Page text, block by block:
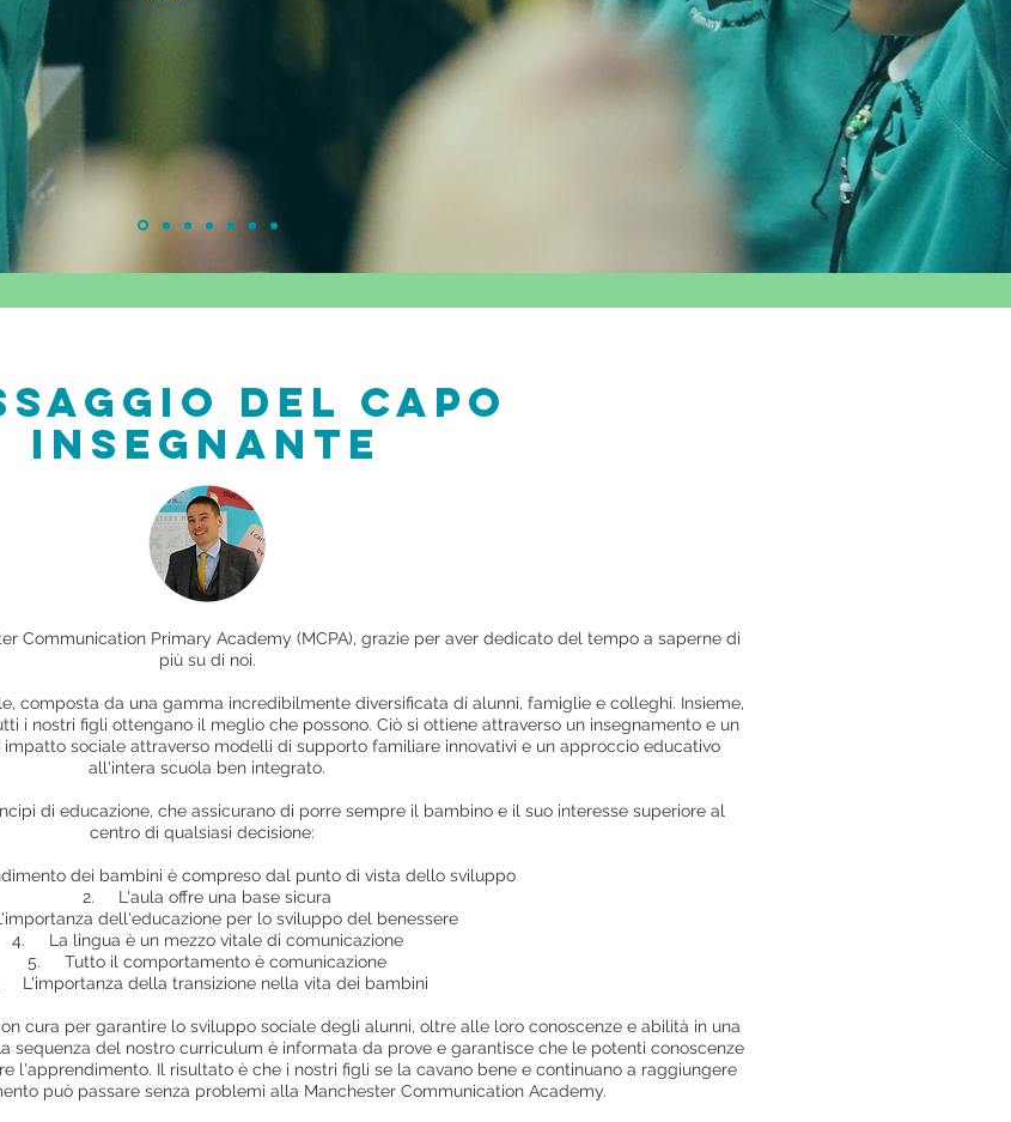
DEL CAPO
INSEGNANTE
Communication Primary Academy (MCPA), grazie per aver dedicato del tempo a saperne di
più su di noi.
composta da una gamma incredibilmente diversificata di alunni, famiglie e colleghi. Insieme,
i nostri figli ottengano il meglio che possono. Ciò si ottiene attraverso un insegnamento e un
sociale attraverso modelli di supporto familiare innovativi e un approccio educativo
all'intera scuola ben integrato.
di educazione, che assicurano di porre sempre il bambino e il suo interesse superiore al
centro di qualsiasi decisione:
dei bambini è compreso dal punto di vista dello sviluppo
2.
L'aula offre una base sicura
dell'educazione per lo sviluppo del benessere
4.
La lingua è un mezzo vitale di comunicazione
5.
Tutto il comportamento è comunicazione
L'importanza della transizione nella vita dei bambini
cura per garantire lo sviluppo sociale degli alunni, oltre alle loro conoscenze e abilità in una
sequenza del nostro curriculum è informata da prove e garantisce che le potenti conoscenze
l'apprendimento. Il risultato è che i nostri figli se la cavano bene e continuano a raggiungere
può passare senza problemi alla Manchester Communication Academy.